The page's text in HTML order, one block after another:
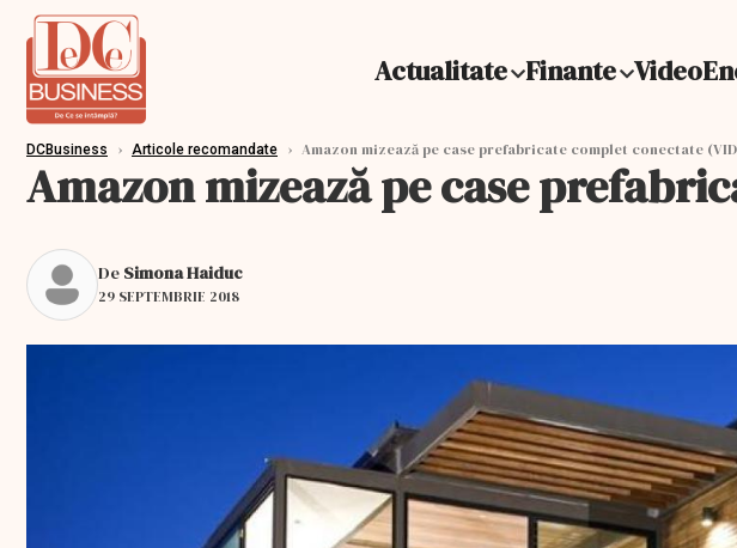
Actualitate Finante Video
DCBusiness › Articole recomandate › Amazon mizează pe case prefabricate complet conectate
Amazon mizează pe case
De Simona Haiduc
29 SEPTEMBRIE 2018